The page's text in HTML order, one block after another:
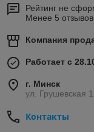
Рейтинг не
Менее 5
Компания
Работает с
г. Минск
ул. Грушевская
Контакты